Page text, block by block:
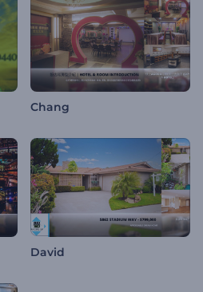
Chang
David